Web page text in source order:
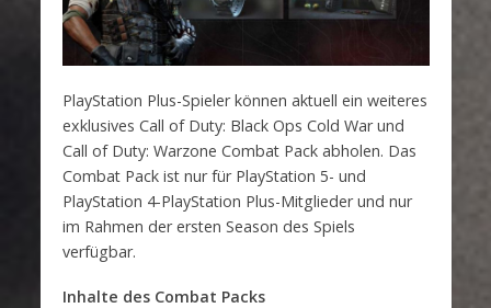
PlayStation Plus-Spieler können aktuell ein weiteres
exklusives Call of Duty: Black Ops Cold War und
Call of Duty: Warzone Combat Pack abholen. Das
Combat Pack ist nur für PlayStation 5- und
PlayStation 4-PlayStation Plus-Mitglieder und nur
im Rahmen der ersten Season des Spiels
verfügbar.
Inhalte des Combat Packs